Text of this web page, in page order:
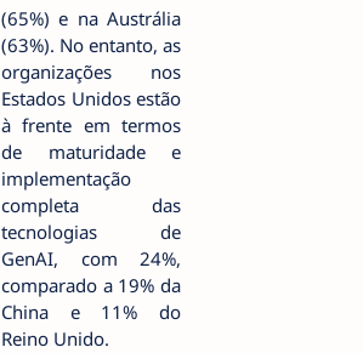
(65%) e na Austrália
(63%). No entanto, as
organizações nos
Estados Unidos estão
à frente em termos
de maturidade e
implementação
completa das
tecnologias de
GenAI, com 24%,
comparado a 19% da
China e 11% do
Reino Unido.